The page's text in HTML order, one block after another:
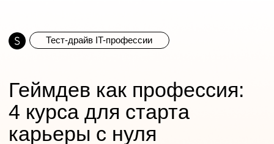
4 курса для старта
карьеры с нуля
Познакомитесь с геймдизайном, 2D-графикой, 3D-
моделированием и разработкой игр на Unity.
Разберетесь в профессиональных ролях и выберите
путь, который приносит результат, карьерный рост и